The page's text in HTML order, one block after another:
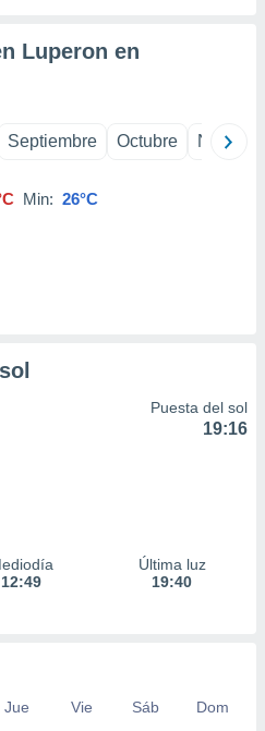
Luperon en
Septiembre Octubre
Min: 26°C
Puesta del sol
19:16
12:49
Última luz
19:40
Jue Vie Sáb
Dom